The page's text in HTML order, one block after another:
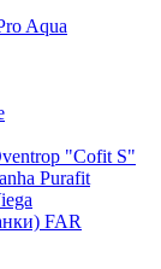
Aqua
"Cofit S"
Purafit
FAR